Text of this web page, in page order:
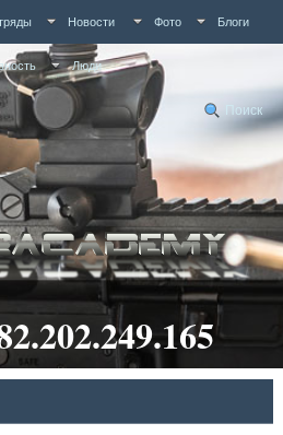
Новости Фото Блоги
Люди
Поиск